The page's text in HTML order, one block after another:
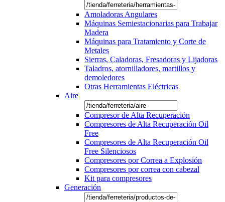
Amoladoras Angulares
Máquinas Semiestacionarias para Trabajar
Madera
Máquinas para Tratamiento y Corte de
Metales
Sierras, Caladoras, Fresadoras y Lijadoras
Taladros, atornilladores, martillos y
demoledores
Otras Herramientas Eléctricas
Aire
Compresor de Alta Recuperación
Compresores de Alta Recuperación Oil
Free
Compresores de Alta Recuperación Oil
Free Silenciosos
Compresores por Correa a Explosión
Compresores por correa con cabezal
Kit para compresores
Generación